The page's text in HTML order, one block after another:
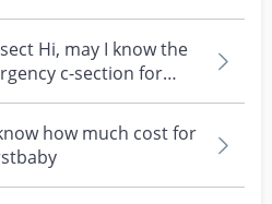
Hi, may I know the
c-section for
how much cost for